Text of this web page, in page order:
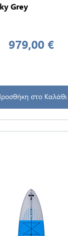
Grey
979,00 €
στο Καλάθι